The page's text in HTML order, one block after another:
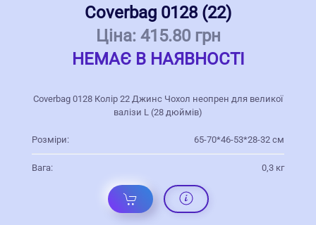
Coverbag 0128 (22)
Ціна: 415.80 грн
НЕМАЄ В НАЯВНОСТІ
Coverbag 0128 Колір 22 Джинс Чохол неопрен для великої
валізи L (28 дюймів)
Розміри: 65-70*46-53*28-32 см
Вага: 0,3 кг